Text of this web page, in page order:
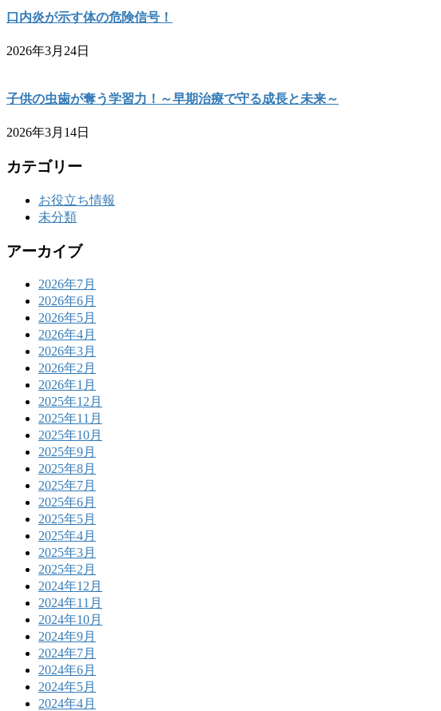
口内炎が示す体の危険信号！
2026年3月24日
子供の虫歯が奪う学習力！～早期治療で守る成長と未来～
2026年3月14日
カテゴリー
お役立ち情報
未分類
アーカイブ
2026年7月
2026年6月
2026年5月
2026年4月
2026年3月
2026年2月
2026年1月
2025年12月
2025年11月
2025年10月
2025年9月
2025年8月
2025年7月
2025年6月
2025年5月
2025年4月
2025年3月
2025年2月
2024年12月
2024年11月
2024年10月
2024年9月
2024年7月
2024年6月
2024年5月
2024年4月